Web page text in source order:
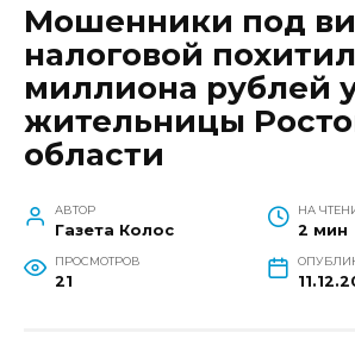
Мошенники под
налоговой
миллиона рублей
жительницы
области
АВТОР
Газета Колос
НА
2 мин
ПРОСМОТРОВ
21